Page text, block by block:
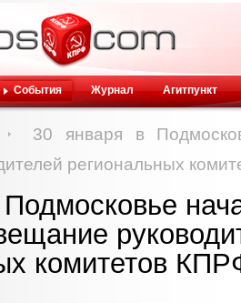
События Журнал Агитпункт
30 января в
региональных
комитетов